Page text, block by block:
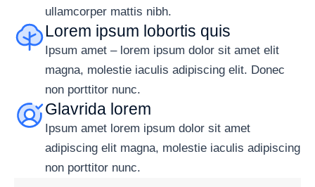
ullamcorper mattis nibh.
Lorem ipsum lobortis quis
Ipsum amet – lorem ipsum dolor sit amet elit
magna, molestie iaculis adipiscing elit. Donec
non porttitor nunc.
Glavrida lorem
Ipsum amet lorem ipsum dolor sit amet
adipiscing elit magna, molestie iaculis adipiscing
non porttitor nunc.